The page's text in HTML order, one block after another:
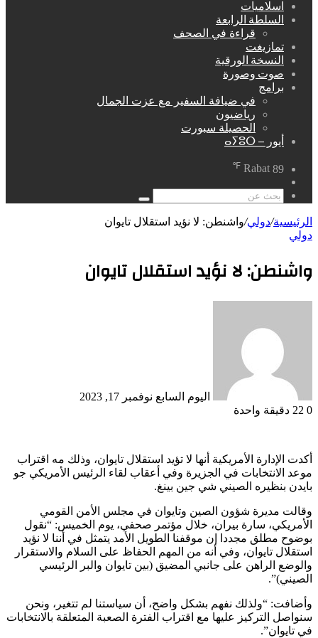
اسلاميات
السلطة الرابعة
قراءة في الصحف
تمازيغت
النسخة الورقية
صوت وصورة
برامج
في ضيافة السفير مع عزت الجمال
رياضيون
الحصيلة سبورت
أيور – ⴰⵢⵓⵔ
Rabat 89
℉
عشوائي
بحث
عن
الرئيسية/دولي/واشنطن: لا نؤيد استقلال تايوان
دولي
واشنطن: لا نؤيد استقلال تايوان
اليوم السابع نوفمبر 17, 2023
0
دقيقة واحدة
أكدت الإدارة الأمريكية أنها لا تؤيد استقلال تايوان، وذلك مه اقتراب
موعد الانتخابات في الجزيرة وفي أعقاب لقاء الرئيس الأمريكي جو
بايدن بنظيره الصيني شي جين بينغ.
وقالت مديرة شؤون الصين وتايوان في مجلس الأمن القومي
الأمريكي، سارة بيران، خلال مؤتمر صحفي، يوم الخميس: “نقول
بوضوح مطلق مجددا إن موقفنا الطويل الأمد يتمثل في أننا لا نؤيد
استقلال تايوان، وفي أنه من المهم الحفاظ على السلام والاستقرار
والوضع الراهن على جانبي المضيق (بين تايوان والبر الرئيسي
الصيني)”.
وأضافت: “ولذلك نفهم بشكل واضح، أن سياستنا لم تتغير، ونحن
سنواصل التركيز عليها مع اقتراب الفترة الصعبة المتعلقة بالانتخابات
في تايوان”.